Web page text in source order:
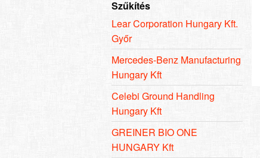
Szűkítés
Lear Corporation Hungary Kft.
Győr
Mercedes-Benz Manufacturing
Hungary Kft
Celebi Ground Handling
Hungary Kft
GREINER BIO ONE
HUNGARY Kft